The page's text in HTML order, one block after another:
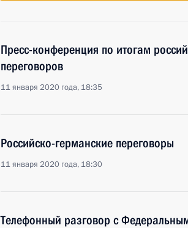
Пресс-конференция по итогам
переговоров
11 января 2020 года, 18:35
Российско-германские переговоры
11 января 2020 года, 18:30
Телефонный разговор с